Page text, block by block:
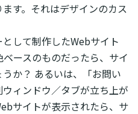
す。それはデザインのカス
して制作したWebサイト
ースのものだったら、サイ
か？ あるいは、「お問い
ィンドウ／タブが立ち上が
サイトが表示されたら、サ